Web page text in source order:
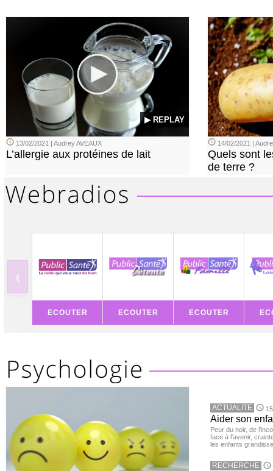
▶ REPLAY
13/02/2021 | Audrey AVEAUX
L’allergie aux protéines de lait
14/02/2021 |
Quels sont
de terre ?
‹
ECOUTER ECOUTER ECOUTER
ACTUALITE
Aider son
Peur du noir, de
face à l'avenir,
les enfants
RECHERCHE